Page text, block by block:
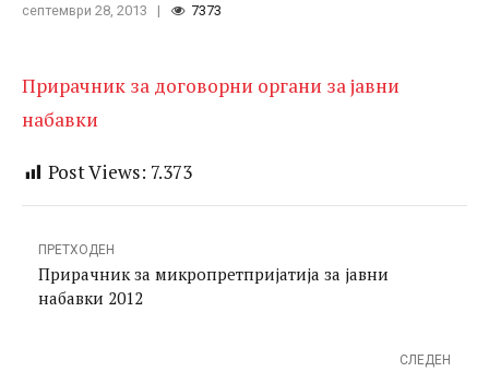
септември 28, 2013 7373
Прирачник за договорни органи за јавни
набавки
Post Views: 7.373
ПРЕТХОДЕН
Прирачник за микропретпријатија за јавни
набавки 2012
СЛЕДЕН